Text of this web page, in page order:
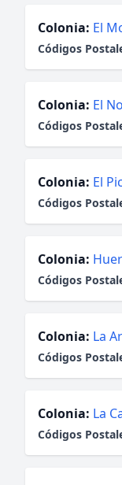
Colonia: El
Códigos
Colonia: El
Códigos
Colonia: El
Códigos
Colonia:
Códigos
Colonia: La
Códigos
Colonia: La
Códigos